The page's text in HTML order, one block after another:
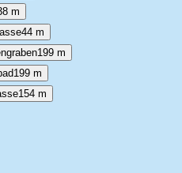
m
44 m
199 m
199 m
154 m